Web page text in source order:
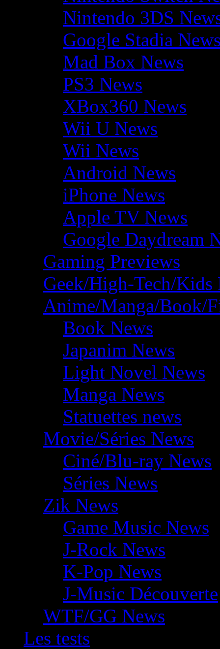
Nintendo 3DS
Google Stadia
Mad Box News
PS3 News
XBox360 News
Wii U News
Wii News
Android News
iPhone News
Apple TV News
Google Daydream
Gaming Previews
Geek/High-Tech/Kids
Anime/Manga/Book/
Book News
Japanim News
Light Novel News
Manga News
Statuettes news
Movie/Séries News
Ciné/Blu-ray News
Séries News
Zik News
Game Music News
J-Rock News
K-Pop News
J-Music Découverte
WTF/GG News
Les tests